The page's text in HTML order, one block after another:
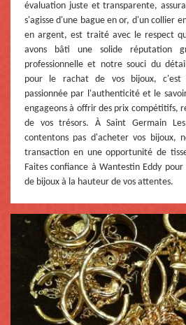
évaluation juste et transparente,
s'agisse d'une bague en or, d'un collier
en argent, est traité avec le respect
avons bâti une solide réputation
professionnelle et notre souci du
pour le rachat de vos bijoux,
passionnée par l'authenticité et le
engageons à offrir des prix compétitifs,
de vos trésors. À Saint Germain
contentons pas d'acheter vos bijoux,
transaction en une opportunité de
Faites confiance à Wantestin Eddy
de bijoux à la hauteur de vos attentes.